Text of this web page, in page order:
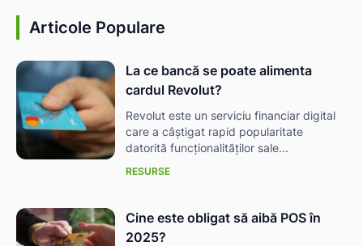
Articole Populare
La ce bancă se poate alimenta
cardul Revolut?
Revolut este un serviciu financiar digital
care a câștigat rapid popularitate
datorită funcționalităților sale...
RESURSE
Cine este obligat să aibă POS în
2025?